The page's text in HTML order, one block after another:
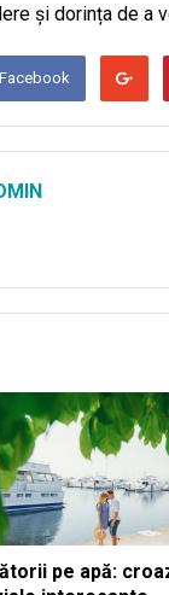
și dorința de a
pe apă: